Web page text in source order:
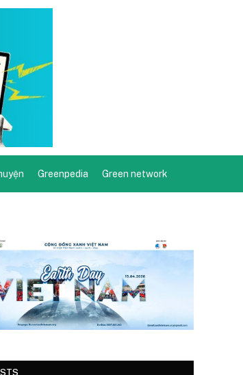
Greenpedia Green network